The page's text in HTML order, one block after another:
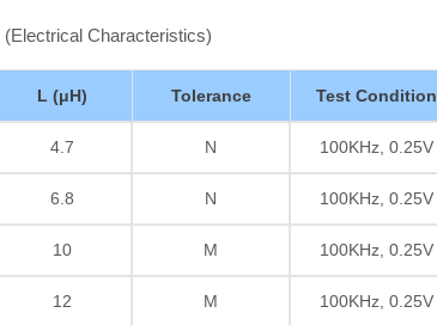
(Electrical Characteristics)
L (μH) Tolerance Test Condition
4.7 N 100KHz, 0.25V
6.8 N 100KHz, 0.25V
10 M 100KHz, 0.25V
12 M 100KHz, 0.25V